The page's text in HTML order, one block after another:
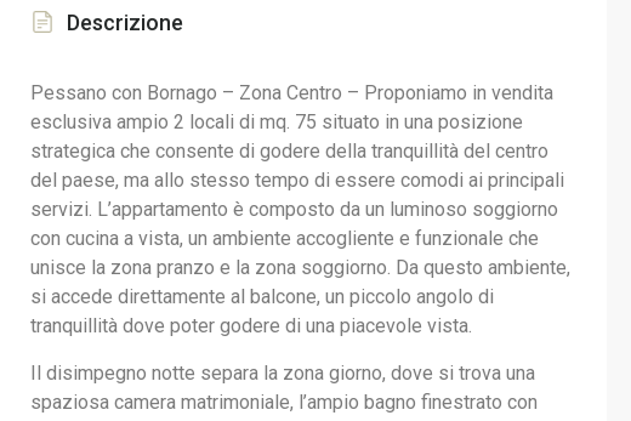
Descrizione
Pessano con Bornago – Zona Centro – Proponiamo in vendita
esclusiva ampio 2 locali di mq. 75 situato in una posizione
strategica che consente di godere della tranquillità del centro
del paese, ma allo stesso tempo di essere comodi ai principali
servizi. L’appartamento è composto da un luminoso soggiorno
con cucina a vista, un ambiente accogliente e funzionale che
unisce la zona pranzo e la zona soggiorno. Da questo ambiente,
si accede direttamente al balcone, un piccolo angolo di
tranquillità dove poter godere di una piacevole vista.
Il disimpegno notte separa la zona giorno, dove si trova una
spaziosa camera matrimoniale, l’ampio bagno finestrato con